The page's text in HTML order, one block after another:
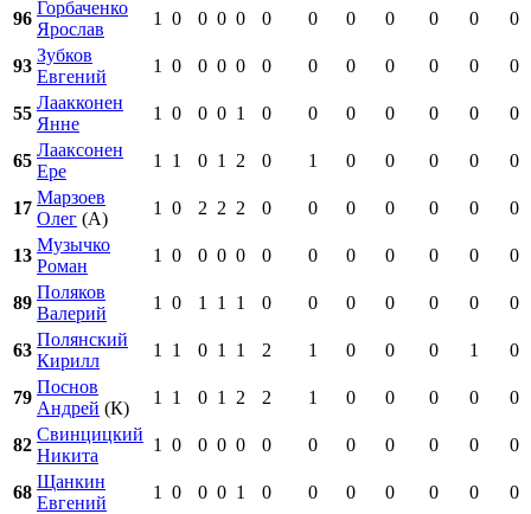
96
Горбаченко
Ярослав
1 0 0 0 0 0 0 0 0 0 0 0
93
Зубков
Евгений
1 0 0 0 0 0 0 0 0 0 0 0
55
Лаакконен
Янне
1 0 0 0 1 0 0 0 0 0 0 0
65
Лааксонен
Ере
1 1 0 1 2 0 1 0 0 0 0 0
17
Марзоев
Олег (А)
1 0 2 2 2 0 0 0 0 0 0 0
13
Музычко
Роман
1 0 0 0 0 0 0 0 0 0 0 0
89
Поляков
Валерий
1 0 1 1 1 0 0 0 0 0 0 0
63
Полянский
Кирилл
1 1 0 1 1 2 1 0 0 0 1 0
79
Поснов
Андрей (К)
1 1 0 1 2 2 1 0 0 0 0 0
82
Свинцицкий
Никита
1 0 0 0 0 0 0 0 0 0 0 0
68
Щанкин
Евгений
1 0 0 0 1 0 0 0 0 0 0
0